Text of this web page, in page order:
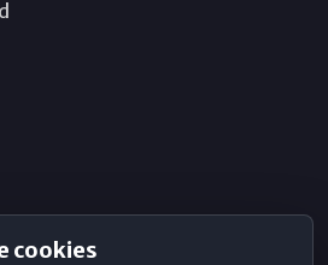
cookies